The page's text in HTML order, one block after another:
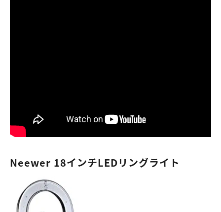
Neewer 18インチLEDリングライト